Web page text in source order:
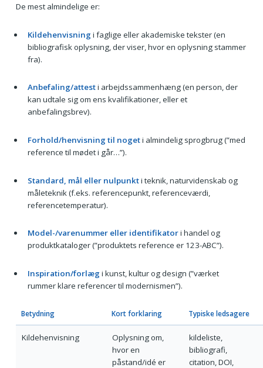
De mest almindelige er:
Kildehenvisning i faglige eller akademiske tekster (en
bibliografisk oplysning, der viser, hvor en oplysning stammer
fra).
Anbefaling/attesti arbejdssammenhæng (en person, der
kan udtale sig om ens kvalifikationer, eller et
anbefalingsbrev).
Forhold/henvisning til nogeti almindelig sprogbrug (”med
reference til mødet i går…”).
Standard, mål eller nulpunkti teknik, naturvidenskab og
måleteknik (f.eks. referencepunkt, referenceværdi,
referencetemperatur).
Model-/varenummer eller identifikatori handel og
produktkataloger (”produktets reference er 123-ABC”).
Inspiration/forlæg i kunst, kultur og design (”værket
rummer klare referencer til modernismen”).
Betydning Kort forklaring Typiske ledsagere
Kildehenvisning
Oplysning om,
hvor en
påstand/idé er
kildeliste,
bibliografi,
citation, DOI,